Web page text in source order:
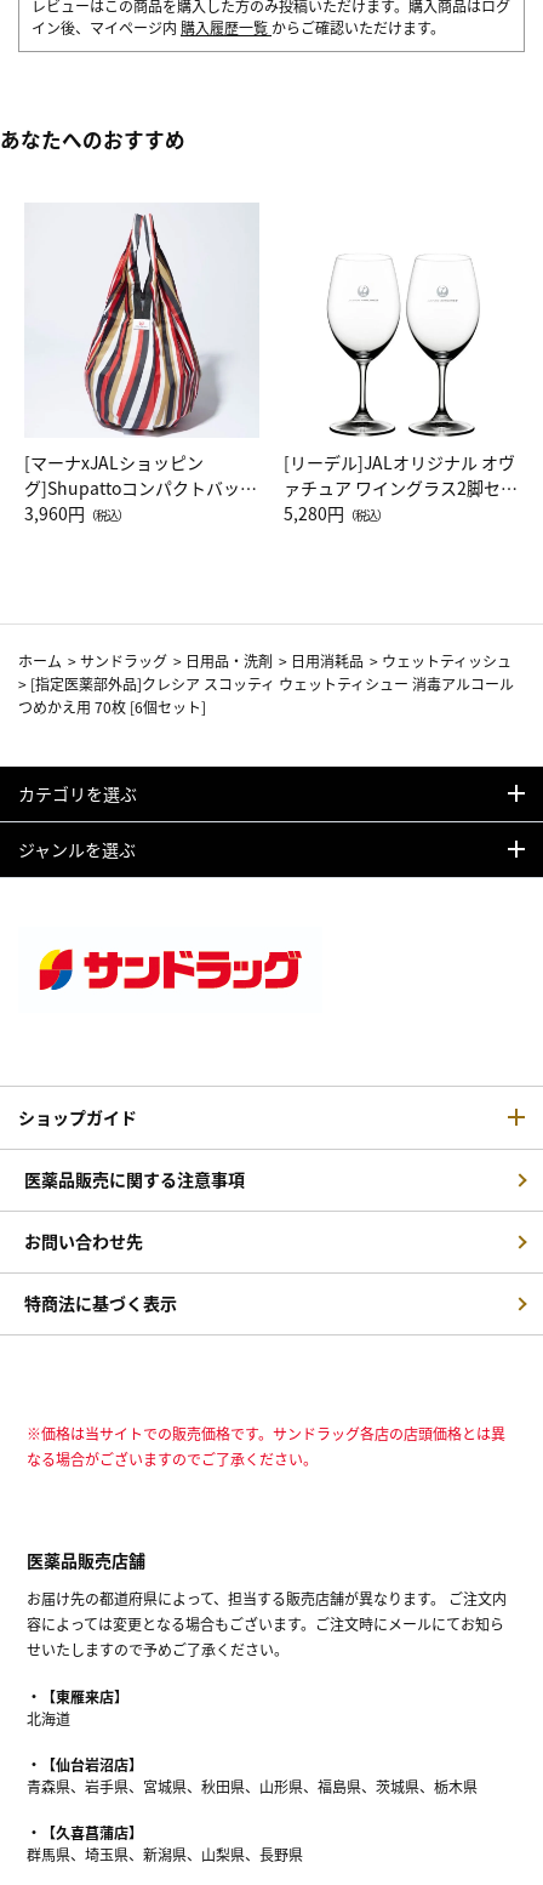
レビューはこの商品を購入した方のみ投稿いただけます。購入商品はログ
イン後、マイページ内 購入履歴一覧 からご確認いただけます。
あなたへのおすすめ
[マーナxJALショッピン
グ]Shupattoコンパクトバッグ
Drop JAL客室乗務員（LC）ス
3,960円 （税込）
[リーデル]JALオリジナル オヴ
ァチュア ワイングラス2脚セッ
ト（レッドワイン）
5,280円 （税込）
ホーム >サンドラッグ > 日用品・洗剤 > 日用消耗品 > ウェットティッシュ
> [指定医薬部外品]クレシア スコッティ ウェットティシュー 消毒アルコール
つめかえ用 70枚 [6個セット]
カテゴリを選ぶ
ジャンルを選ぶ
ショップガイド
医薬品販売に関する注意事項
お問い合わせ先
特商法に基づく表示
※価格は当サイトでの販売価格です。サンドラッグ各店の店頭価格とは異
なる場合がございますのでご了承ください。
医薬品販売店舗
お届け先の都道府県によって、担当する販売店舗が異なります。 ご注文内
容によっては変更となる場合もございます。ご注文時にメールにてお知ら
せいたしますので予めご了承ください。
【東雁来店】
北海道
【仙台岩沼店】
青森県、岩手県、宮城県、秋田県、山形県、福島県、茨城県、栃木県
【久喜菖蒲店】
群馬県、埼玉県、新潟県、山梨県、長野県